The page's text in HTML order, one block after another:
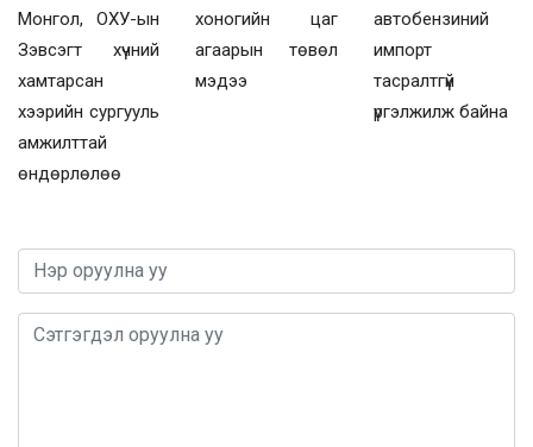
Монгол, ОХУ-ын
Зэвсэгт хүчний
хамтарсан
хээрийн сургууль
амжилттай
өндөрлөлөө
хоногийн цаг
агаарын төвөл
мэдээ
автобензиний
импорт
тасралтгүй
үргэлжилж байна